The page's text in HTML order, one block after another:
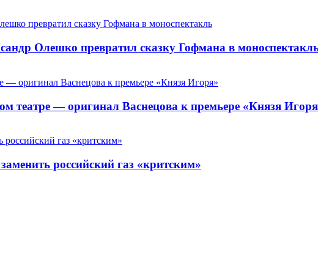
Олешко превратил сказку Гофмана в
театре — оригинал Васнецова к премьере «Князя
российский газ «критским»